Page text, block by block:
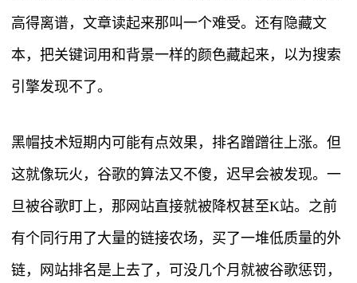
高得离谱，文章读起来那叫一个难受。还有隐藏文
本，把关键词用和背景一样的颜色藏起来，以为搜索
引擎发现不了。
黑帽技术短期内可能有点效果，排名蹭蹭往上涨。但
这就像玩火，谷歌的算法又不傻，迟早会被发现。一
旦被谷歌盯上，那网站直接就被降权甚至K站。之前
有个同行用了大量的链接农场，买了一堆低质量的外
链，网站排名是上去了，可没几个月就被谷歌惩罚，